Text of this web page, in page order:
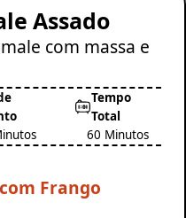
Assado
com massa e
Tempo
Total
60 Minutos
Frango